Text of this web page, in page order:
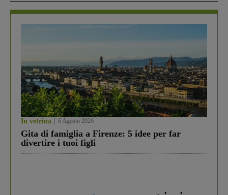
In vetrina 6 Agosto 2026
Gita di famiglia a Firenze: 5 idee per far
divertire i tuoi figli